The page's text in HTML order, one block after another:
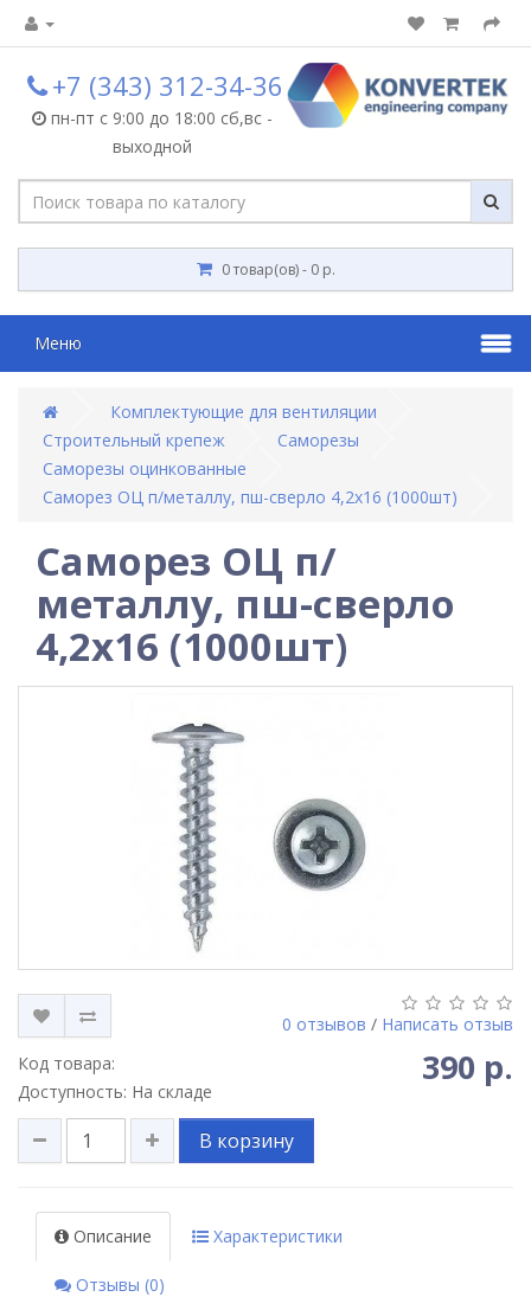
+7 (343) 312-34-36
пн-пт с 9:00 до 18:00 сб,вс -
выходной
0 товар(ов) - 0 р.
Меню
Комплектующие для вентиляции
Строительный крепеж
Саморезы
Саморезы оцинкованные
Саморез ОЦ п/металлу, пш-сверло 4,2х16 (1000шт)
Саморез ОЦ п/
металлу, пш-сверло
4,2х16 (1000шт)
0 отзывов / Написать отзыв
Код товара:
Доступность: На складе
390 р.
В корзину
Описание Характеристики
Отзывы (0)